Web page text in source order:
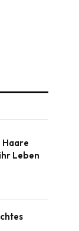
Haare
Leben